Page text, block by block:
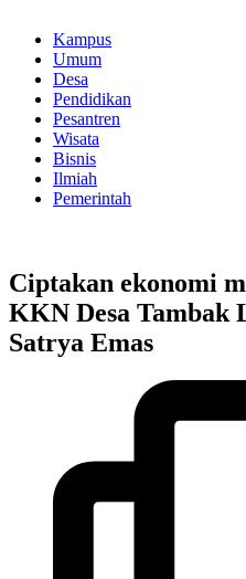
Kampus
Umum
Desa
Pendidikan
Pesantren
Wisata
Bisnis
Ilmiah
Pemerintah
Ciptakan ekonomi
KKN Desa Tambak
Satrya Emas